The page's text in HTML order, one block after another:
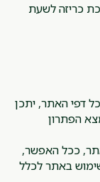
לשעת
האתר, יתכן
הפתרון
ככל האפשר,
באתר לכלל